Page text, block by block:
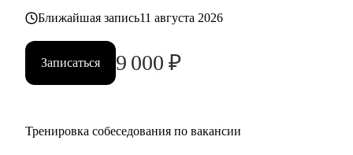
Ближайшая запись11 августа 2026
Записаться 9 000 ₽
Тренировка собеседования по вакансии